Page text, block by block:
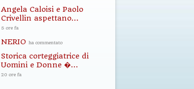
Angela Caloisi e Paolo
Crivellin aspettano...
5 ore fa
NERIO ha commentato
Storica corteggiatrice di
Uomini e Donne �...
20 ore fa